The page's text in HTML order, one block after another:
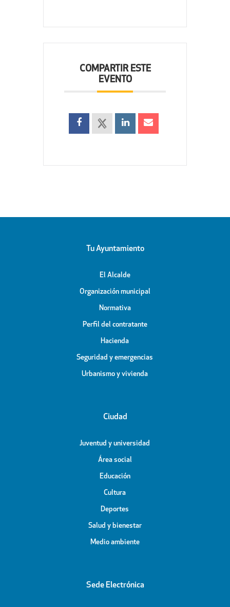
COMPARTIR ESTE
EVENTO
Tu Ayuntamiento
El Alcalde
Organización municipal
Normativa
Perfil del contratante
Hacienda
Seguridad y emergencias
Urbanismo y vivienda
Ciudad
Juventud y universidad
Área social
Educación
Cultura
Deportes
Salud y bienestar
Medio ambiente
Sede Electrónica